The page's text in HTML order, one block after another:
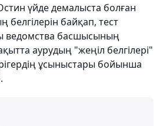
үйде демалыста болған
белгілерін байқап, тест
ведомства басшысының
аурудың "жеңіл белгілері"
ұсыныстары бойынша